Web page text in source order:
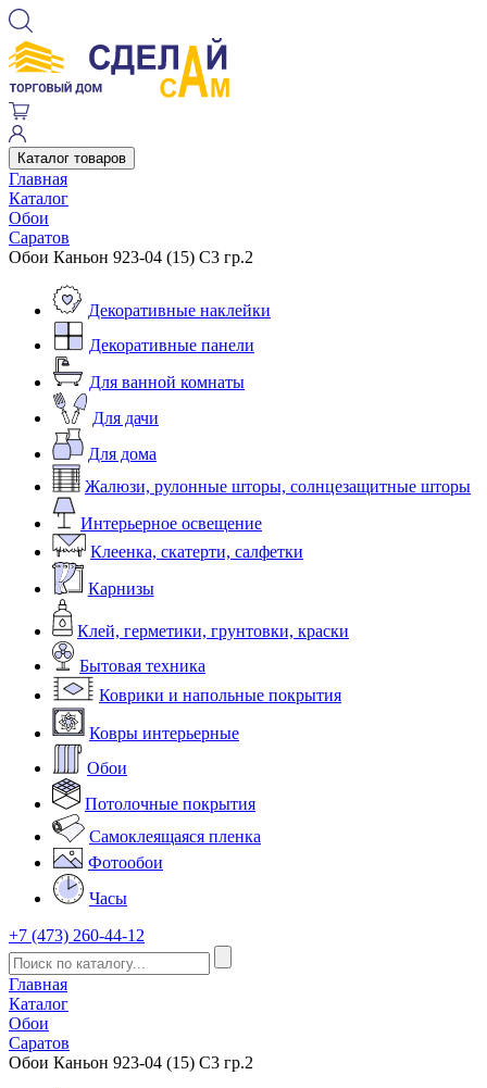
Каталог товаров
Главная
Каталог
Обои
Саратов
Обои Каньон 923-04 (15) С3 гр.2
Декоративные наклейки
Декоративные панели
Для ванной комнаты
Для дачи
Для дома
Жалюзи, рулонные шторы, солнцезащитные шторы
Интерьерное освещение
Клеенка, скатерти, салфетки
Карнизы
Клей, герметики, грунтовки, краски
Бытовая техника
Коврики и напольные покрытия
Ковры интерьерные
Обои
Потолочные покрытия
Самоклеящаяся пленка
Фотообои
Часы
+7 (473) 260-44-12
Главная
Каталог
Обои
Саратов
Обои Каньон 923-04 (15) С3 гр.2